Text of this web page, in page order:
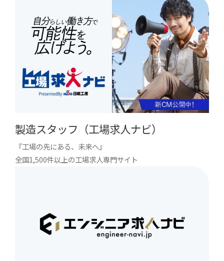
製造スタッフ（工場求人ナビ）
『工場の先にある、未来へ』
全国1,500件以上の工場求人専門サイト